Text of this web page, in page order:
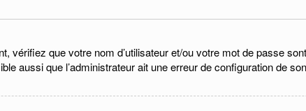
vérifiez que votre nom d’utilisateur et/ou votre mot de passe
aussi que l’administrateur ait une erreur de configuration de